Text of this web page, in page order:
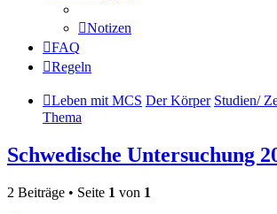
Notizen
FAQ
Regeln
Leben mit MCS Der Körper Studien/
Thema
Schwedische Untersuchung
2 Beiträge • Seite 1 von 1